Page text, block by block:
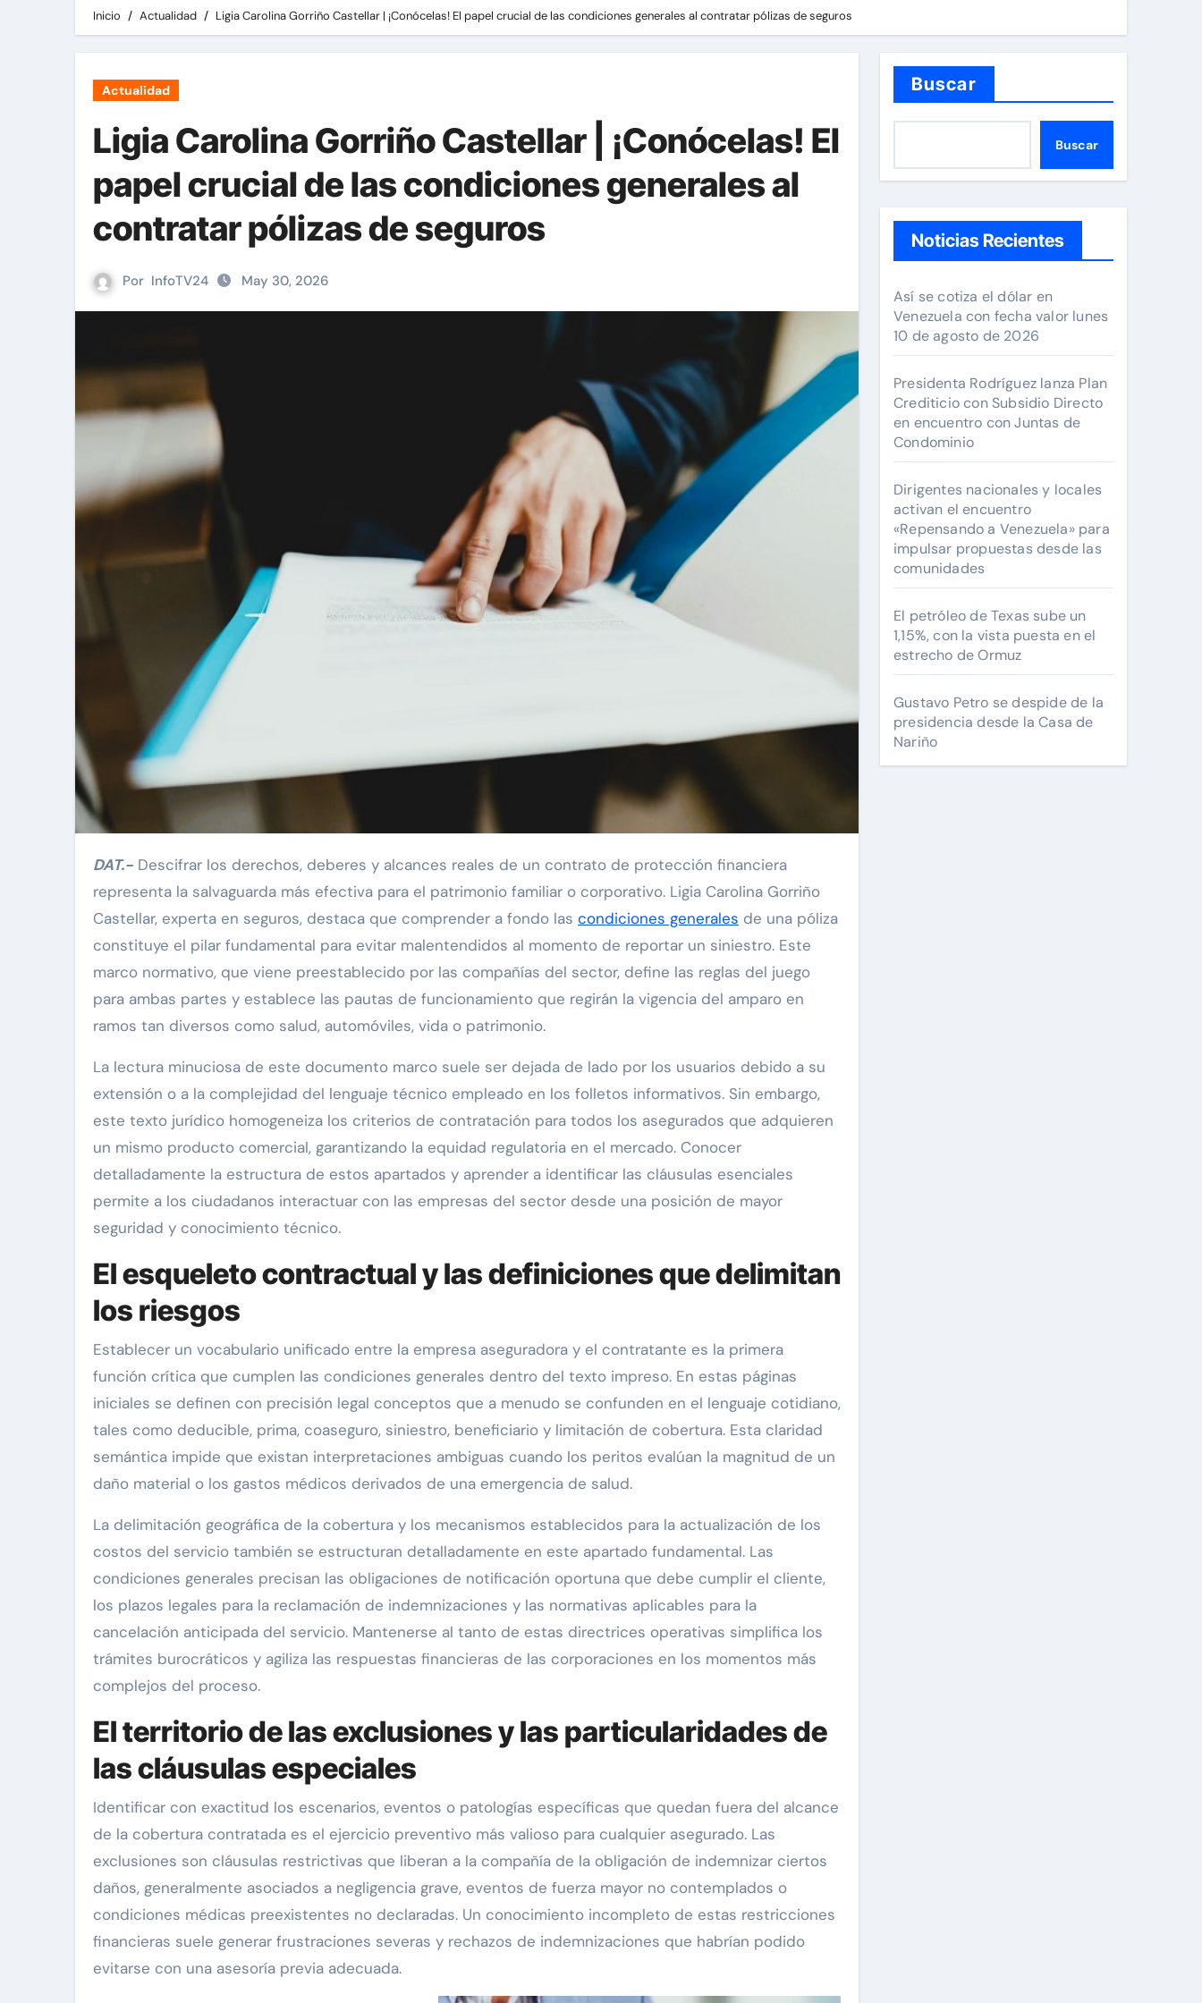
Inicio Actualidad Ligia Carolina Gorriño Castellar | ¡Conócelas! El papel crucial de las condiciones generales al contratar pólizas de seguros
Actualidad
Ligia Carolina Gorriño Castellar | ¡Conócelas! El
papel crucial de las condiciones generales al
contratar pólizas de seguros
Por InfoTV24 May 30, 2026
DAT.- Descifrar los derechos, deberes y alcances reales de un contrato de protección financiera
representa la salvaguarda más efectiva para el patrimonio familiar o corporativo. Ligia Carolina Gorriño
Castellar, experta en seguros, destaca que comprender a fondo las condiciones generales de una póliza
constituye el pilar fundamental para evitar malentendidos al momento de reportar un siniestro. Este
marco normativo, que viene preestablecido por las compañías del sector, define las reglas del juego
para ambas partes y establece las pautas de funcionamiento que regirán la vigencia del amparo en
ramos tan diversos como salud, automóviles, vida o patrimonio.
La lectura minuciosa de este documento marco suele ser dejada de lado por los usuarios debido a su
extensión o a la complejidad del lenguaje técnico empleado en los folletos informativos. Sin embargo,
este texto jurídico homogeneiza los criterios de contratación para todos los asegurados que adquieren
un mismo producto comercial, garantizando la equidad regulatoria en el mercado. Conocer
detalladamente la estructura de estos apartados y aprender a identificar las cláusulas esenciales
permite a los ciudadanos interactuar con las empresas del sector desde una posición de mayor
seguridad y conocimiento técnico.
El esqueleto contractual y las definiciones que delimitan
los riesgos
Establecer un vocabulario unificado entre la empresa aseguradora y el contratante es la primera
función crítica que cumplen las condiciones generales dentro del texto impreso. En estas páginas
iniciales se definen con precisión legal conceptos que a menudo se confunden en el lenguaje cotidiano,
tales como deducible, prima, coaseguro, siniestro, beneficiario y limitación de cobertura. Esta claridad
semántica impide que existan interpretaciones ambiguas cuando los peritos evalúan la magnitud de un
daño material o los gastos médicos derivados de una emergencia de salud.
La delimitación geográfica de la cobertura y los mecanismos establecidos para la actualización de los
costos del servicio también se estructuran detalladamente en este apartado fundamental. Las
condiciones generales precisan las obligaciones de notificación oportuna que debe cumplir el cliente,
los plazos legales para la reclamación de indemnizaciones y las normativas aplicables para la
cancelación anticipada del servicio. Mantenerse al tanto de estas directrices operativas simplifica los
trámites burocráticos y agiliza las respuestas financieras de las corporaciones en los momentos más
complejos del proceso.
El territorio de las exclusiones y las particularidades de
las cláusulas especiales
Identificar con exactitud los escenarios, eventos o patologías específicas que quedan fuera del alcance
de la cobertura contratada es el ejercicio preventivo más valioso para cualquier asegurado. Las
exclusiones son cláusulas restrictivas que liberan a la compañía de la obligación de indemnizar ciertos
daños, generalmente asociados a negligencia grave, eventos de fuerza mayor no contemplados o
condiciones médicas preexistentes no declaradas. Un conocimiento incompleto de estas restricciones
financieras suele generar frustraciones severas y rechazos de indemnizaciones que habrían podido
evitarse con una asesoría previa adecuada.
Buscar
Buscar
Noticias Recientes
Así se cotiza el dólar en
Venezuela con fecha valor lunes
10 de agosto de 2026
Presidenta Rodríguez lanza Plan
Crediticio con Subsidio Directo
en encuentro con Juntas de
Condominio
Dirigentes nacionales y locales
activan el encuentro
«Repensando a Venezuela» para
impulsar propuestas desde las
comunidades
El petróleo de Texas sube un
1,15%, con la vista puesta en el
estrecho de Ormuz
Gustavo Petro se despide de la
presidencia desde la Casa de
Nariño